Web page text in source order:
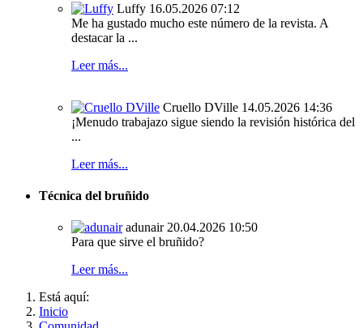
Luffy 16.05.2026 07:12
Me ha gustado mucho este número de la revista. A
destacar la ...
Leer más...
Cruello DVille 14.05.2026 14:36
¡Menudo trabajazo sigue siendo la revisión histórica del
...
Leer más...
Técnica del bruñido
adunair 20.04.2026 10:50
Para que sirve el bruñido?
Leer más...
Está aquí:
Inicio